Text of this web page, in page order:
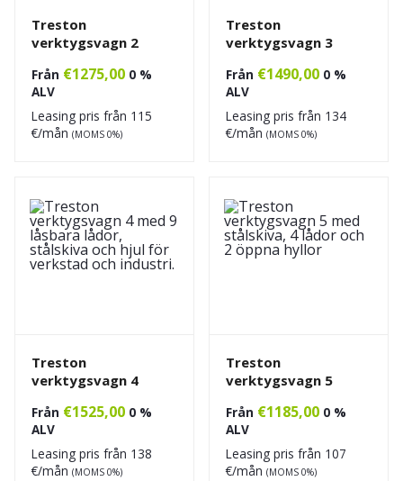
Treston
verktygsvagn 2
Från €1275,00 0 %
ALV
Leasing pris från 115
€/mån (MOMS 0%)
Treston
verktygsvagn 3
Från €1490,00 0 %
ALV
Leasing pris från 134
€/mån (MOMS 0%)
Treston
verktygsvagn 4
Från €1525,00 0 %
ALV
Leasing pris från 138
€/mån (MOMS 0%)
Treston
verktygsvagn 5
Från €1185,00 0 %
ALV
Leasing pris från 107
€/mån (MOMS 0%)